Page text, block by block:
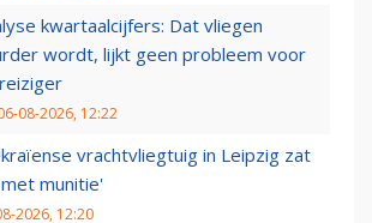
kwartaalcijfers: Dat vliegen
wordt, lijkt geen probleem voor
08-2026, 12:22
vrachtvliegtuig in Leipzig zat
munitie'
2026, 12:20